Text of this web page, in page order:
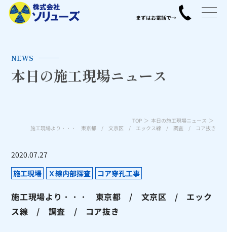
NEWS
本日の施工現場ニュース
TOP
本日の施工現場ニュース
施工現場より・・・ 東京都 / 文京区 / エックス線 / 調査 / コア抜き
2020.07.27
施工現場
Ｘ線内部探査 コア穿孔工事
施工現場より・・・ 東京都 / 文京区 / エック
ス線 / 調査 / コア抜き